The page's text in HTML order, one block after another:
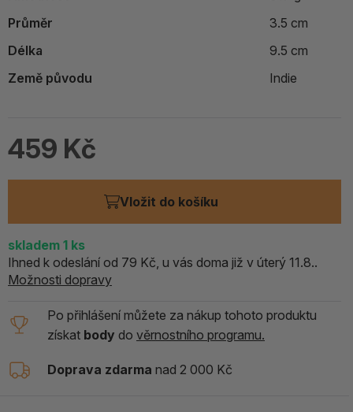
Průměr
3.5 cm
Délka
9.5 cm
Země původu
Indie
459 Kč
Vložit do košíku
skladem 1 ks
Ihned k odeslání od 79 Kč, u vás doma již v úterý 11.8..
Možnosti dopravy
Po přihlášení můžete za nákup tohoto produktu
získat body do věrnostního programu.
Doprava zdarma nad 2 000 Kč